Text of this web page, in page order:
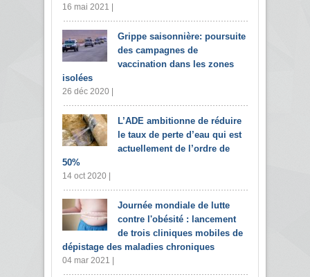
16 mai 2021 |
Grippe saisonnière: poursuite
des campagnes de
vaccination dans les zones
isolées
26 déc 2020 |
L’ADE ambitionne de réduire
le taux de perte d’eau qui est
actuellement de l’ordre de
50%
14 oct 2020 |
Journée mondiale de lutte
contre l'obésité : lancement
de trois cliniques mobiles de
dépistage des maladies chroniques
04 mar 2021 |